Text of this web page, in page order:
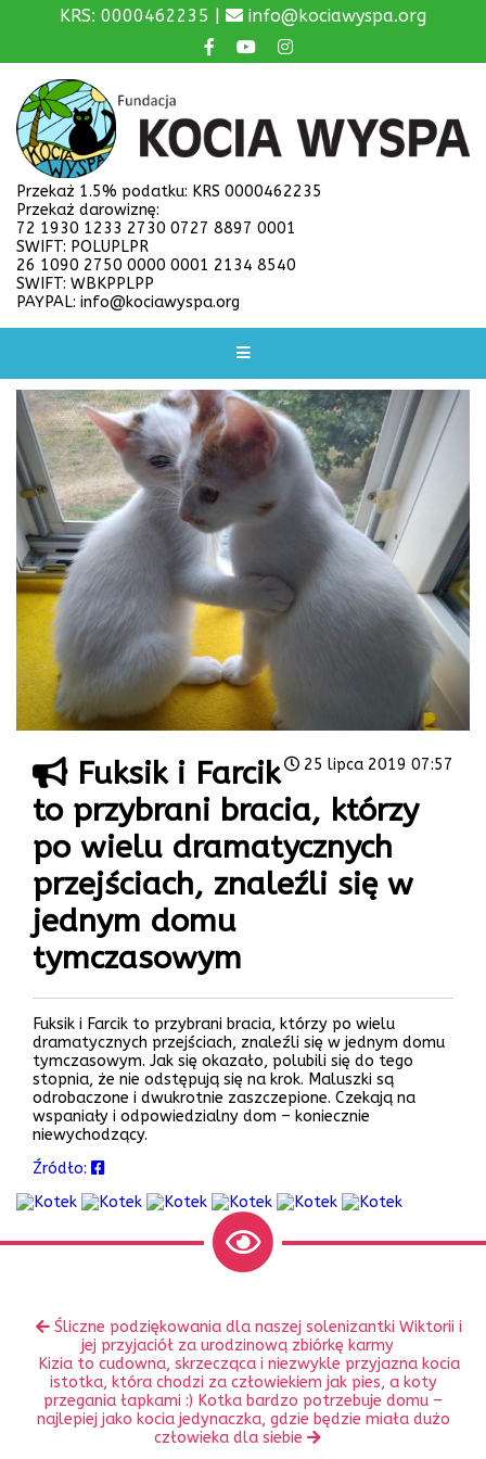
KRS: 0000462235 | info@kociawyspa.org
Przekaż 1.5% podatku: KRS 0000462235
Przekaż darowiznę:
72 1930 1233 2730 0727 8897 0001
SWIFT: POLUPLPR
26 1090 2750 0000 0001 2134 8540
SWIFT: WBKPPLPP
PAYPAL: info@kociawyspa.org
25 lipca 2019 07:57
Fuksik i Farcik
to przybrani bracia, którzy
po wielu dramatycznych
przejściach, znaleźli się w
jednym domu
tymczasowym
Fuksik i Farcik to przybrani bracia, którzy po wielu
dramatycznych przejściach, znaleźli się w jednym domu
tymczasowym. Jak się okazało, polubili się do tego
stopnia, że nie odstępują się na krok. Maluszki są
odrobaczone i dwukrotnie zaszczepione. Czekają na
wspaniały i odpowiedzialny dom – koniecznie
niewychodzący.
Źródło:
innePoprzedni
wpis:
Śliczne podziękowania dla naszej solenizantki Wiktorii i
jej przyjaciół za urodzinową zbiórkę karmy
Następny
wpis:
Kizia to cudowna, skrzecząca i niezwykle przyjazna kocia
istotka, która chodzi za człowiekiem jak pies, a koty
przegania łapkami :) Kotka bardzo potrzebuje domu –
najlepiej jako kocia jedynaczka, gdzie będzie miała dużo
człowieka dla siebie